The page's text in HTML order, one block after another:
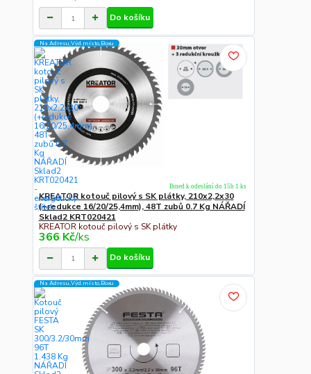
Do košíku
Na Adresu,Výd.místo,Boxu
KREATOR kotouč pilový s SK plátky, 210x2,2x30
(+redukce 16/20/25,4mm), 48T zubů 0.7 Kg NÁŘADÍ
Sklad2 KRT020421
KREATOR kotouč pilový s SK plátky
366 Kč/ks
Ihned k odeslání do 15h 1 ks
Do košíku
Na Adresu,Výd.místo,Boxu